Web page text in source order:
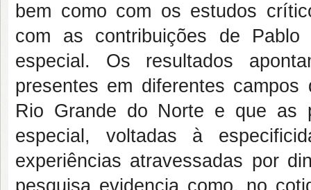
bem como com os estudos
com as contribuições de
especial. Os resultados
presentes em diferentes
Rio Grande do Norte e que as
especial, voltadas à
experiências atravessadas por
pesquisa evidencia como, no